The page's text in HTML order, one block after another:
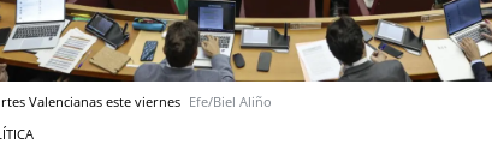
Valencianas este viernes Efe/Biel Aliño